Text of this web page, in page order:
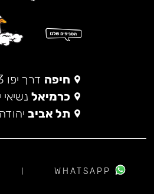
חיפה דרך יפו 33
כרמיאל נשיאי
תל אביב יהודה
WHATSAPP